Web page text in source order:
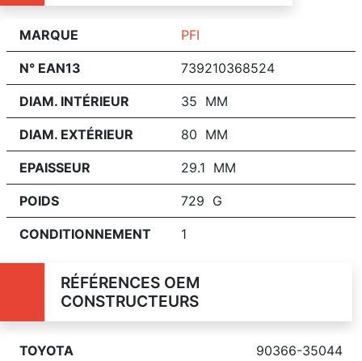
MARQUE PFI
N° EAN13 739210368524
DIAM. INTÉRIEUR 35 MM
DIAM. EXTÉRIEUR 80 MM
EPAISSEUR 29.1 MM
POIDS 729 G
CONDITIONNEMENT 1
RÉFÉRENCES OEM
CONSTRUCTEURS
TOYOTA 90366-35044